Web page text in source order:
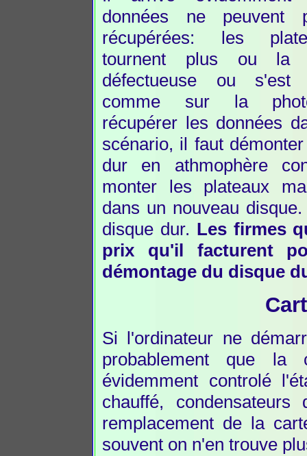
données ne peuvent
récupérées: les
tournent plus ou la
défectueuse ou s'est
comme sur la
récupérer les données
scénario, il faut
dur en athmophère
monter les plateaux
dans un nouveau
disque dur. Les firmes
prix qu'il facturent
démontage du disque
Si l'ordinateur ne
probablement que la
évidemment controlé
chauffé,
remplacement de la
souvent on n'en trouve